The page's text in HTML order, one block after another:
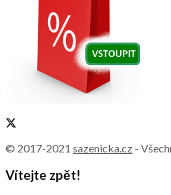
© 2017-2021 sazenicka.cz -
Vítejte zpět!